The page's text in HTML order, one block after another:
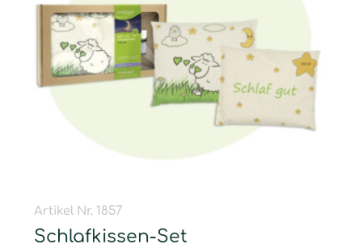
Artikel Nr. 1857
Schlafkissen-Set